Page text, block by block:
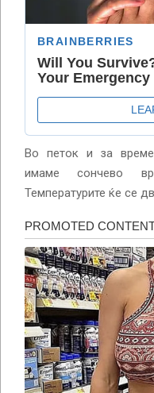
Во петок и за
имаме сончево
Температурите ќе се